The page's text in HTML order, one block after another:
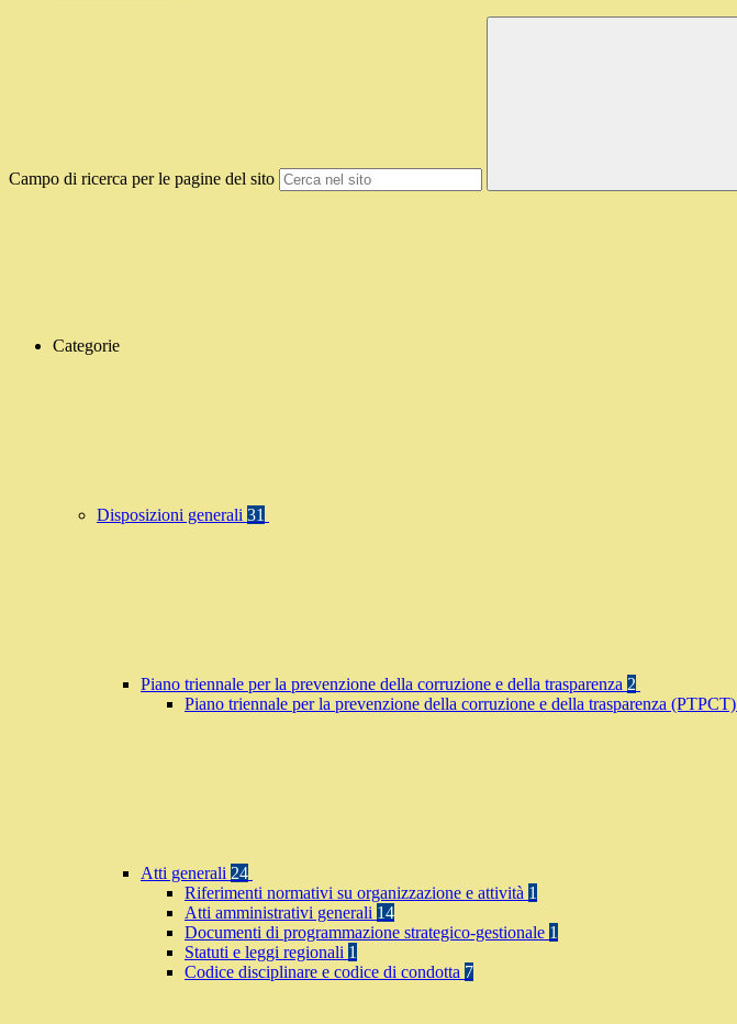
Campo di ricerca per le pagine del sito
Categorie
Disposizioni generali 31
Piano triennale per la prevenzione della corruzione e della trasparenza 2
Piano triennale per la prevenzione della corruzione e della trasparenza (PTPCT)
Atti generali 24
Riferimenti normativi su organizzazione e attività 1
Atti amministrativi generali 14
Documenti di programmazione strategico-gestionale 1
Statuti e leggi regionali 1
Codice disciplinare e codice di condotta 7